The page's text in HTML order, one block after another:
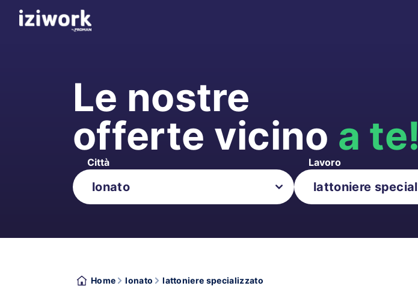
Le nostre
offerte vicino a te!
Città Lavoro
Home lonato lattoniere specializzato